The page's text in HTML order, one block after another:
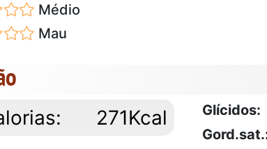
Médio
Mau
271Kcal Glícidos: